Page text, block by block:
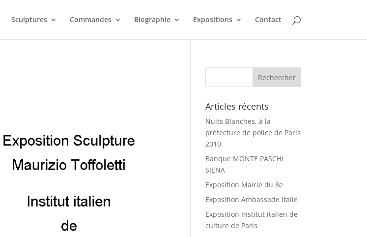
Sculptures Commandes Biographie Expositions Contact
Articles récents
Nuits Blanches, à la
préfecture de police de Paris
2010.
Banque MONTE PASCHI
SIENA
Exposition Mairie du 8e
Exposition Ambassade Italie
Exposition Institut italien de
culture de Paris